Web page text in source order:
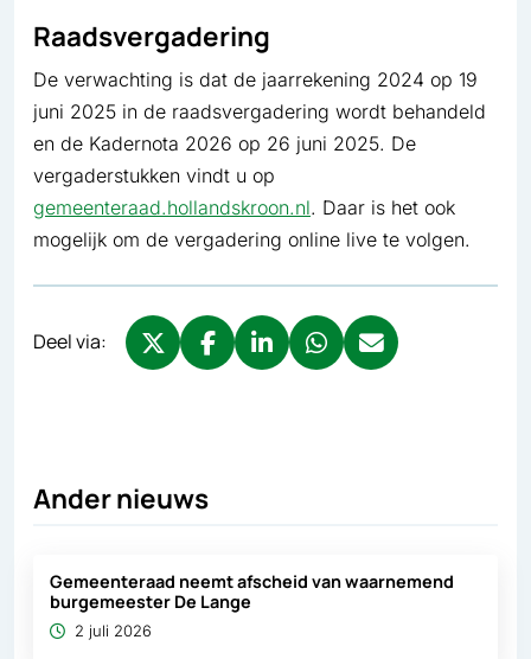
Raadsvergadering
De verwachting is dat de jaarrekening 2024 op 19
juni 2025 in de raadsvergadering wordt behandeld
en de Kadernota 2026 op 26 juni 2025. De
vergaderstukken vindt u op
gemeenteraad.hollandskroon.nl. Daar is het ook
mogelijk om de vergadering online live te volgen.
Deel via:
Ander nieuws
Gemeenteraad neemt afscheid van waarnemend
burgemeester De Lange
2 juli 2026